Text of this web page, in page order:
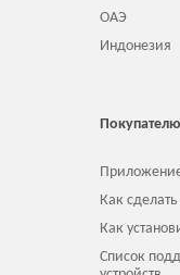
ОАЭ
Индонезия
Покупателю
Как
Как
Список